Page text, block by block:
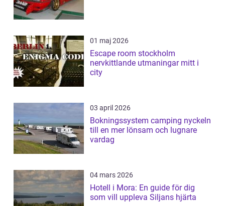
01 maj 2026
Escape room stockholm
nervkittlande utmaningar mitt i
city
03 april 2026
Bokningssystem camping nyckeln
till en mer lönsam och lugnare
vardag
04 mars 2026
Hotell i Mora: En guide för dig
som vill uppleva Siljans hjärta